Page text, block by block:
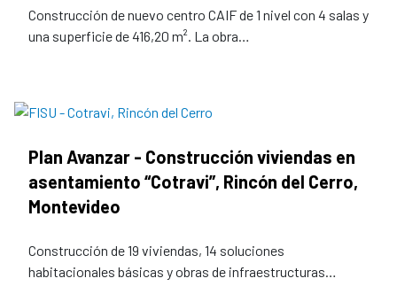
Construcción de nuevo centro CAIF de 1 nivel con 4 salas y
una superficie de 416,20 m². La obra…
Plan Avanzar - Construcción viviendas en
asentamiento “Cotravi”, Rincón del Cerro,
Montevideo
Construcción de 19 viviendas, 14 soluciones
habitacionales básicas y obras de infraestructuras…